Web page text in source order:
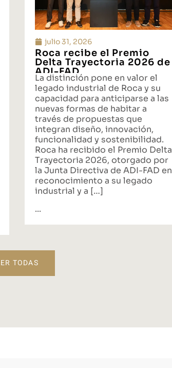
julio 31, 2026
Roca recibe el Premio
Delta Trayectoria 2026 de
ADI-FAD
La distinción pone en valor el
legado industrial de Roca y su
capacidad para anticiparse a las
nuevas formas de habitar a
través de propuestas que
integran diseño, innovación,
funcionalidad y sostenibilidad.
Roca ha recibido el Premio Delta
Trayectoria 2026, otorgado por
la Junta Directiva de ADI-FAD en
reconocimiento a su legado
industrial y a […]
...
TODAS